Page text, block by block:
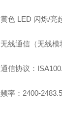
黄色 LED 闪烁/亮
无线通信（无线模
通信协议：
频率：2400-